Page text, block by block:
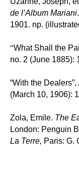
de l’Album Mariani
1901. np.
“What Shall the
no. 2 (June 1885):
“With the Dealers”,
(March 10, 1906):
Zola, Emile. The
London: Penguin
La Terre, Paris: G.